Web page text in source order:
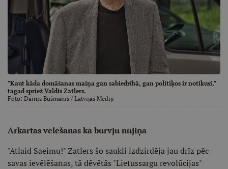
"Kaut kāda domāšanas maiņa gan sabiedrībā, gan politiķos ir notikusi,"
tagad spriež Valdis Zatlers.
Foto: Dainis Bušmanis / Latvijas Mediji
Ārkārtas vēlēšanas kā burvju nūjiņa
"Atlaid Saeimu!" Zatlers šo saukli izdzirdēja jau drīz pēc
savas ievēlēšanas, tā dēvētās "Lietussargu revolūcijas"